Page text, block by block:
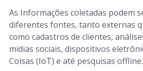
As Informações coletadas podem
diferentes fontes, tanto externas
como cadastros de clientes,
mídias sociais, dispositivos
Coisas (IoT) e até pesquisas offline.